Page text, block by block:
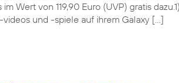
Wert von 119,90 Euro (UVP) gratis
videos und -spiele auf ihrem Galaxy […]